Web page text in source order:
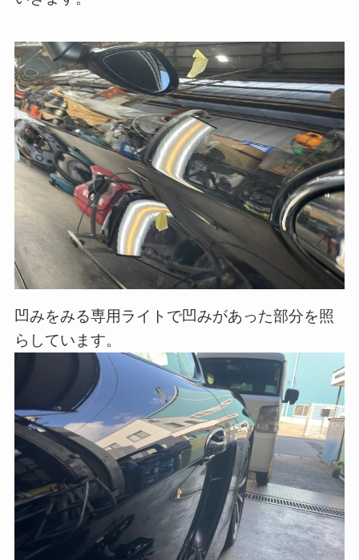
凹みをみる専用ライトで凹みがあった部分を照
らしています。